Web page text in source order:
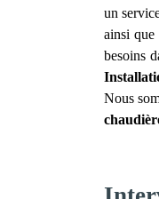
un
ainsi que
besoins
Nous